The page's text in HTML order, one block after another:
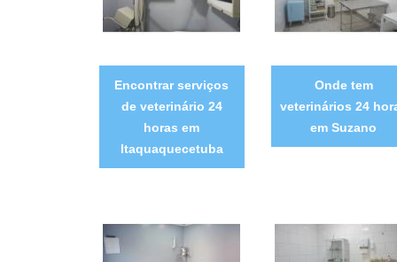
Encontrar serviços
de veterinário 24
horas em
Itaquaquecetuba
Onde tem
veterinários 24
em Suzano